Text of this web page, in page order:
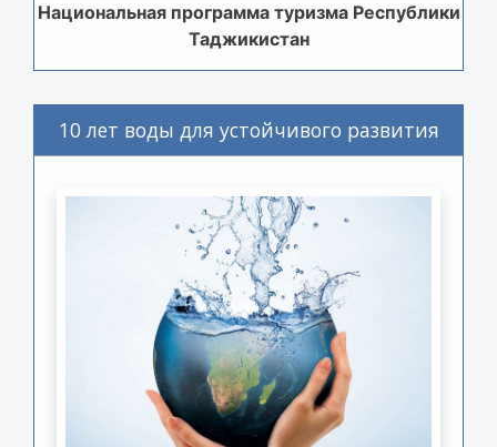
Национальная программа туризма Республики
Таджикистан
10 лет воды для устойчивого развития